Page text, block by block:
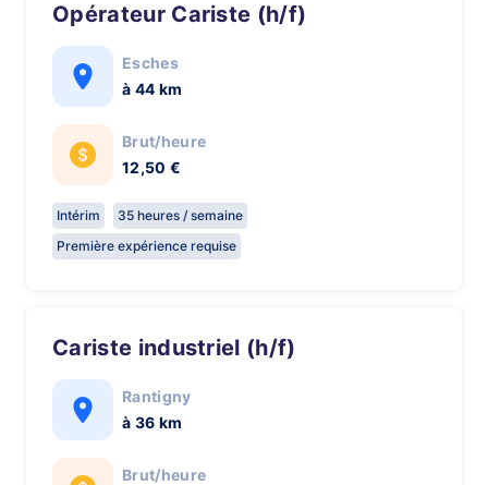
Opérateur Cariste (h/f)
Esches
à 44 km
Brut/heure
12,50 €
Intérim
35 heures / semaine
Première expérience requise
Cariste industriel (h/f)
Rantigny
à 36 km
Brut/heure